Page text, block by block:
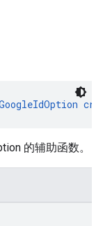
的辅助函数。